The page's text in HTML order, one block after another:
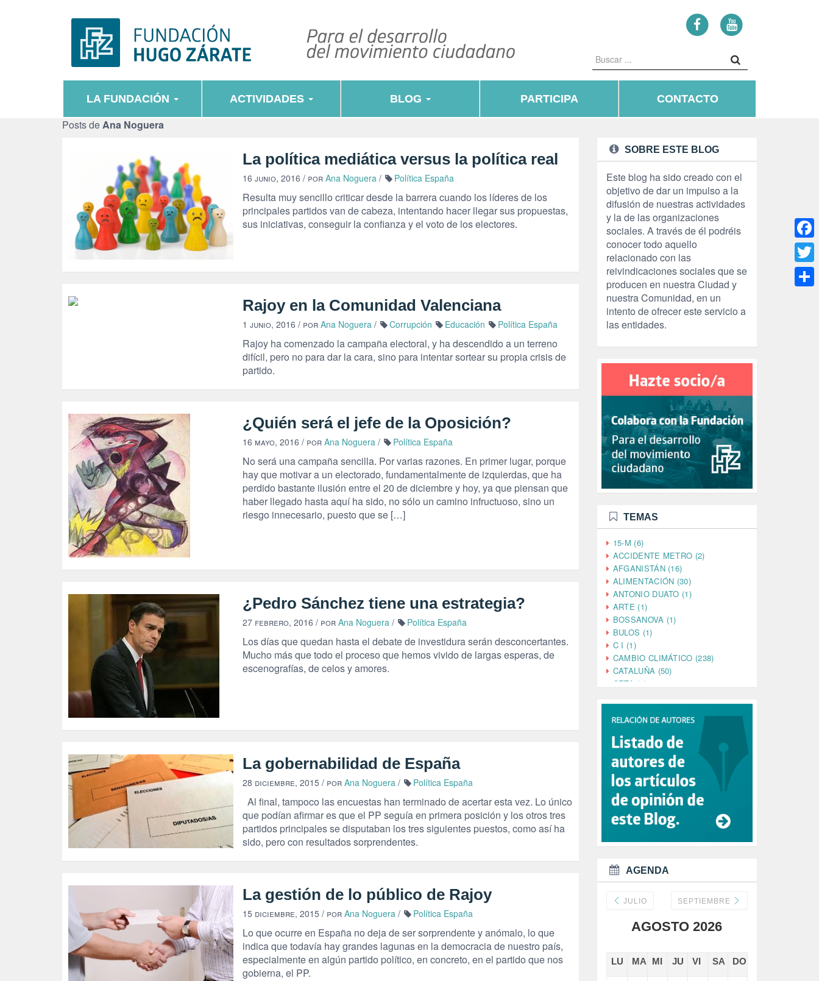
LA FUNDACIÓN ACTIVIDADES BLOG PARTICIPA CONTACTO
Posts deAna Noguera
La política mediática versus la política real
16 junio, 2016 / por Ana Noguera/ Política España
Resulta muy sencillo criticar desde la barrera cuando los líderes de los
principales partidos van de cabeza, intentando hacer llegar sus propuestas,
sus iniciativas, conseguir la confianza y el voto de los electores.
Rajoy en la Comunidad Valenciana
1 junio, 2016 / por Ana Noguera / Corrupción Educación Política España
Rajoy ha comenzado la campaña electoral, y ha descendido a un terreno
difícil, pero no para dar la cara, sino para intentar sortear su propia crisis de
partido.
¿Quién será el jefe de la Oposición?
16 mayo, 2016 / por Ana Noguera / Política España
No será una campaña sencilla. Por varias razones. En primer lugar, porque
hay que motivar a un electorado, fundamentalmente de izquierdas, que ha
perdido bastante ilusión entre el 20 de diciembre y hoy, ya que piensan que
haber llegado hasta aquí ha sido, no sólo un camino infructuoso, sino un
riesgo innecesario, puesto que se […]
¿Pedro Sánchez tiene una estrategia?
27 febrero, 2016 / por Ana Noguera / Política España
Los días que quedan hasta el debate de investidura serán desconcertantes.
Mucho más que todo el proceso que hemos vivido de largas esperas, de
escenografías, de celos y amores.
La gobernabilidad de España
28 diciembre, 2015 / por Ana Noguera / Política España
Al final, tampoco las encuestas han terminado de acertar esta vez. Lo único
que podían afirmar es que el PP seguía en primera posición y los otros tres
partidos principales se disputaban los tres siguientes puestos, como así ha
sido, pero con resultados sorprendentes.
La gestión de lo público de Rajoy
15 diciembre, 2015 / por Ana Noguera / Política España
Lo que ocurre en España no deja de ser sorprendente y anómalo, lo que
indica que todavía hay grandes lagunas en la democracia de nuestro país,
especialmente en algún partido político, en concreto, en el partido que nos
gobierna, el PP.
SOBRE ESTE BLOG
Este blog ha sido creado con el
objetivo de dar un impulso a la
difusión de nuestras actividades
y la de las organizaciones
sociales. A través de él podréis
conocer todo aquello
relacionado con las
reivindicaciones sociales que se
producen en nuestra Ciudad y
nuestra Comunidad, en un
intento de ofrecer este servicio a
las entidades.
TEMAS
15-M (6)
ACCIDENTE METRO (2)
AFGANISTÁN (16)
ALIMENTACIÓN (30)
ANTONIO DUATO (1)
ARTE (1)
BOSSANOVA (1)
BULOS (1)
C I (1)
CAMBIO CLIMÁTICO (238)
CATALUÑA (50)
CETA (2)
CINE (35)
CIUDADANÍA (633)
COMPROMISO (2)
CONFERENCIA (1)
CONSUMO (1)
CORONAVIRUS (155)
CORRUPCIÓN (215)
CULTURA (704)
DANA (78)
DEMOCRACIA (1)
DEMOCRAIA (1)
DEPORTE (3)
DERECHOS SOCIALES (739)
DONALD TRUMP (82)
EDUCACIÓN (452)
AGENDA
JULIO
AGOSTO 2026
SEPTIEMBRE
LU MA MI JU VI SA DO